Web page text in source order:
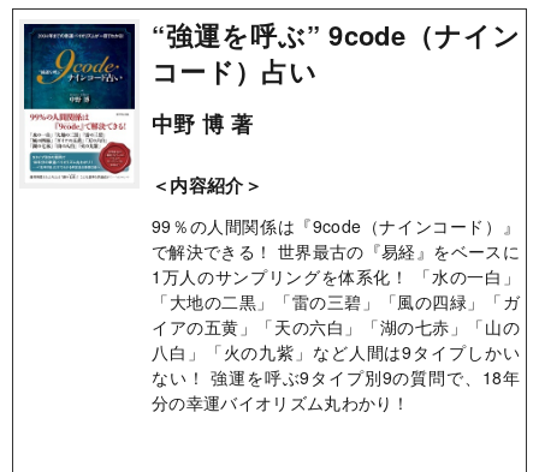
“強運を呼ぶ” 9code（ナイン
コード）占い
中野 博 著
＜内容紹介＞
99％の人間関係は『9code（ナインコード）』
で解決できる！ 世界最古の『易経』をベースに
1万人のサンプリングを体系化！ 「水の一白」
「大地の二黒」「雷の三碧」「風の四緑」「ガ
イアの五黄」「天の六白」「湖の七赤」「山の
八白」「火の九紫」など人間は9タイプしかい
ない！ 強運を呼ぶ9タイプ別9の質問で、18年
分の幸運バイオリズム丸わかり！